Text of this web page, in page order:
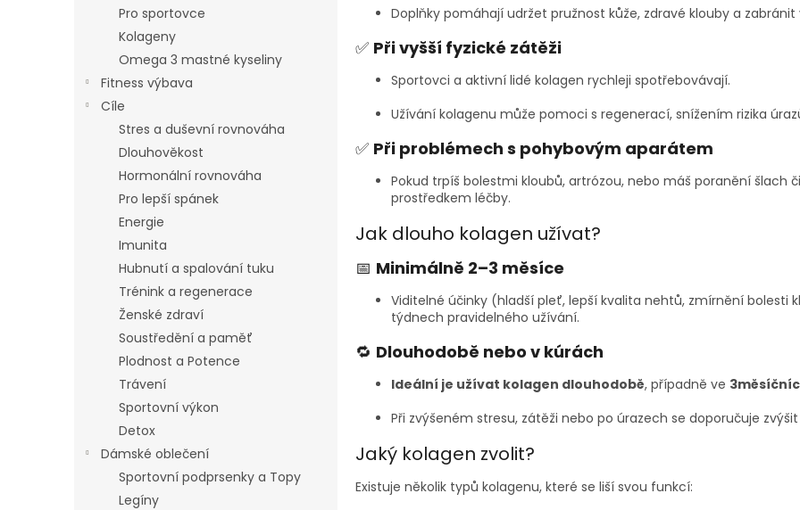
Pro sportovce
Kolageny
Omega 3 mastné kyseliny
Fitness výbava
Cíle
Stres a duševní rovnováha
Dlouhověkost
Hormonální rovnováha
Pro lepší spánek
Energie
Imunita
Hubnutí a spalování tuku
Trénink a regenerace
Ženské zdraví
Soustředění a paměť
Plodnost a Potence
Trávení
Sportovní výkon
Detox
Dámské oblečení
Sportovní podprsenky a Topy
Legíny
Doplňky pomáhají udržet pružnost kůže, zdravé klouby a zabránit
✅ Při vyšší fyzické zátěži
Sportovci a aktivní lidé kolagen rychleji spotřebovávají.
Užívání kolagenu může pomoci s regenerací, snížením rizika
✅ Při problémech s pohybovým aparátem
Pokud trpíš bolestmi kloubů, artrózou, nebo máš poranění šlach
prostředkem léčby.
Jak dlouho kolagen užívat?
📅 Minimálně 2–3 měsíce
Viditelné účinky (hladší pleť, lepší kvalita nehtů, zmírnění bolesti
týdnech pravidelného užívání.
🔁 Dlouhodobě nebo v kúrách
Ideální je užívat kolagen dlouhodobě, případně ve
Při zvýšeném stresu, zátěži nebo po úrazech se doporučuje
Jaký kolagen zvolit?
Existuje několik typů kolagenu, které se liší svou funkcí: